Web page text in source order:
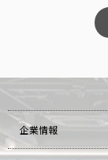
企業情報